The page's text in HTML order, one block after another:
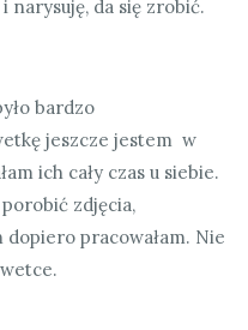
narysuję, da się zrobić.
bardzo
jeszcze jestem w
ich cały czas u siebie.
zdjęcia,
pracowałam. Nie